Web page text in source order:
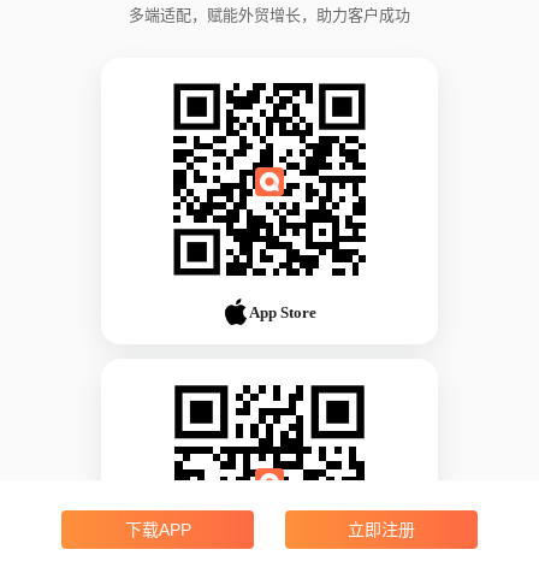
多端适配，赋能外贸增长，助力客户成功
App Store
下载APP 立即注册